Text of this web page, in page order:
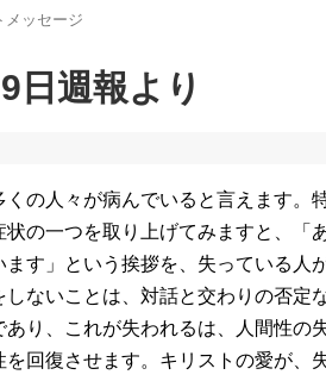
メッセージ
日週報より
の人々が病んでいると言えます。
の一つを取り上げてみますと、「
す」という挨拶を、失っている人
ないことは、対話と交わりの否定
り、これが失われるは、人間性の
回復させます。キリストの愛が、